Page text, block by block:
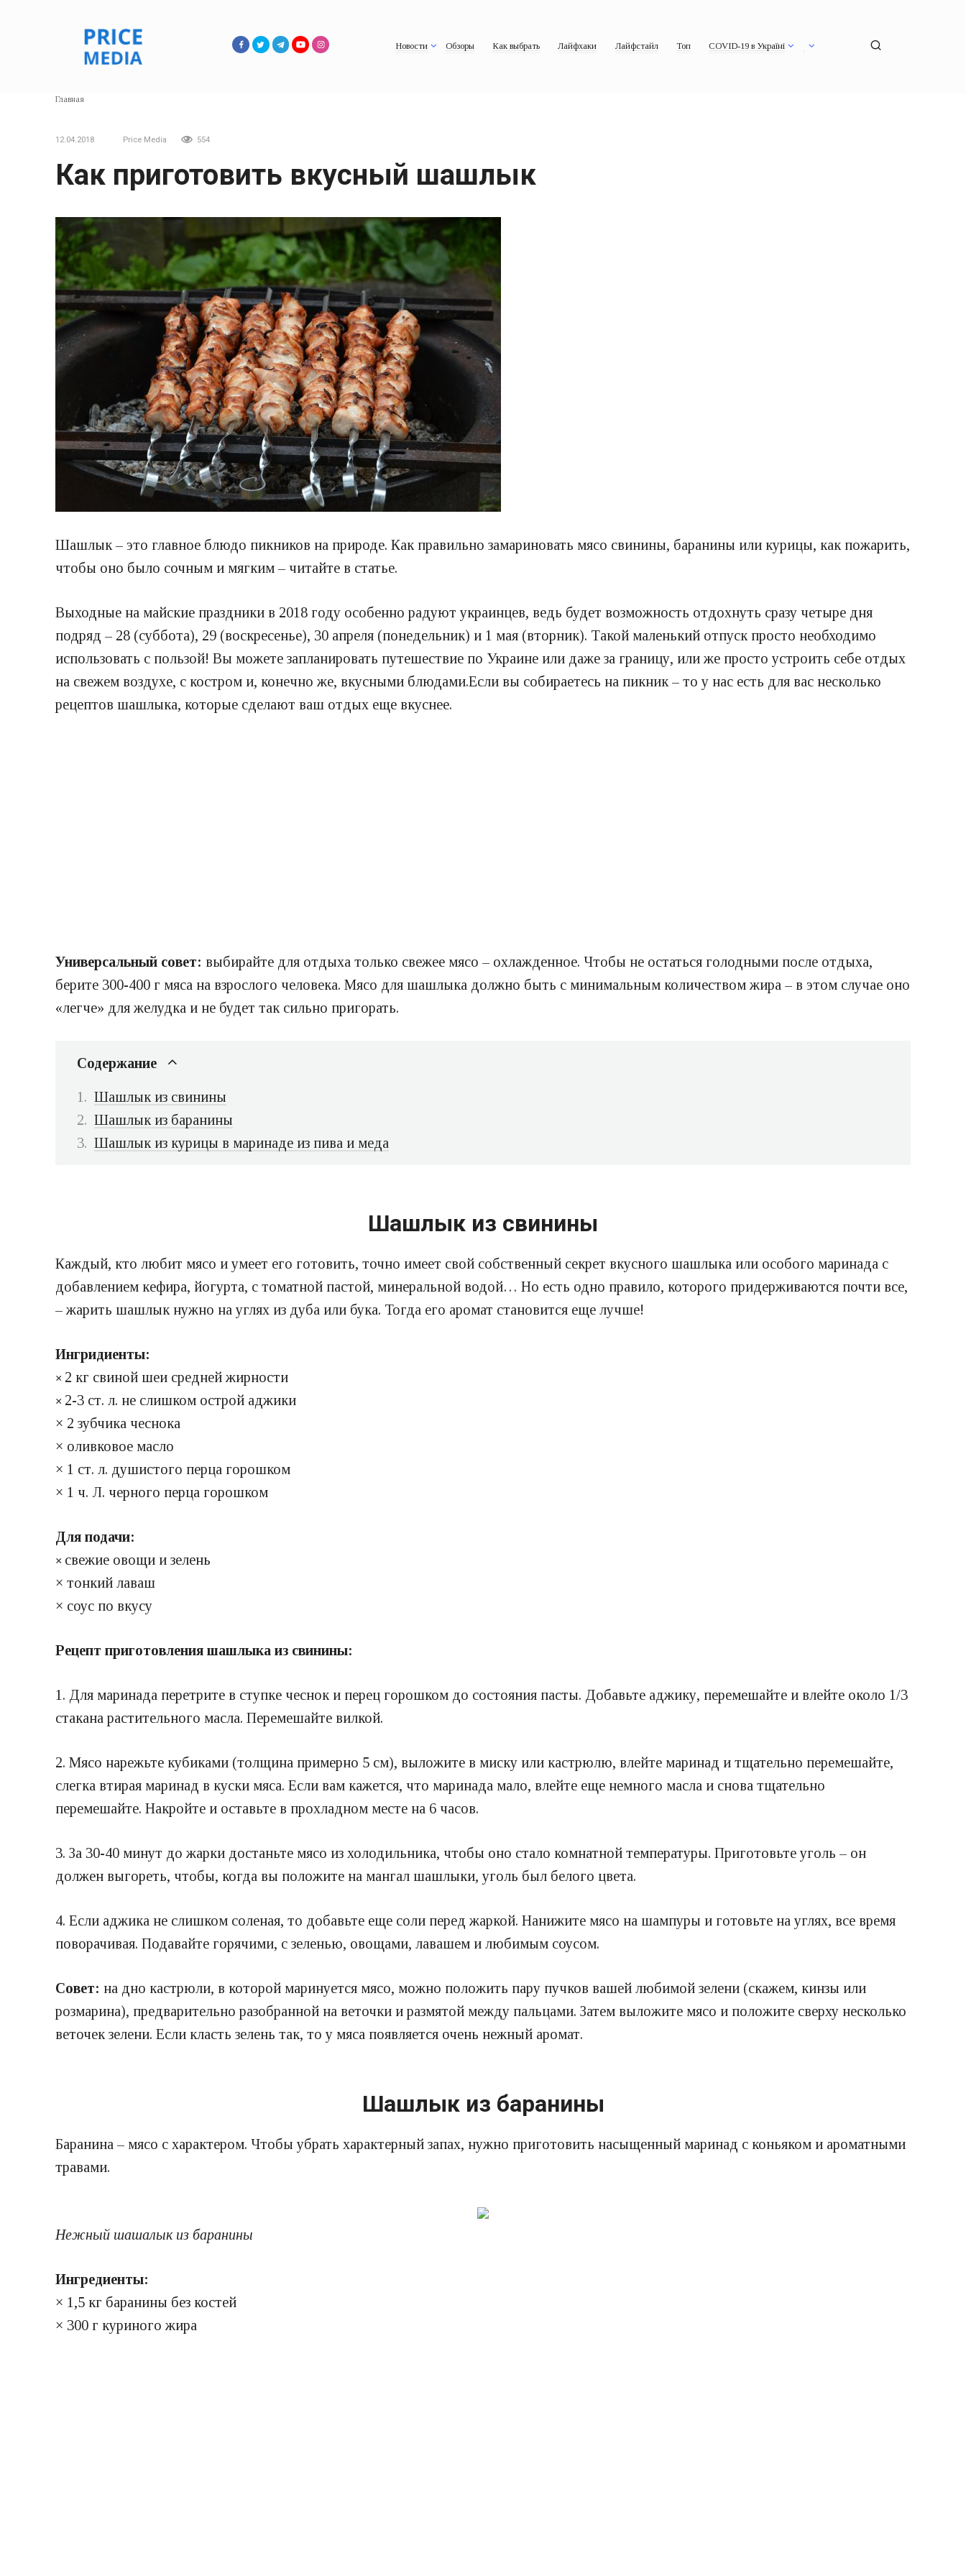
Новости Обзоры Как выбрать Лайфхаки Лайфстайл Топ COVID-19 в Україні
Главная
12.04.2018 Price Media 554
Как приготовить вкусный шашлык
Шашлык – это главное блюдо пикников на природе. Как правильно замариновать мясо свинины, баранины или курицы, как пожарить,
чтобы оно было сочным и мягким – читайте в статье.
Выходные на майские праздники в 2018 году особенно радуют украинцев, ведь будет возможность отдохнуть сразу четыре дня
подряд – 28 (суббота), 29 (воскресенье), 30 апреля (понедельник) и 1 мая (вторник). Такой маленький отпуск просто необходимо
использовать с пользой! Вы можете запланировать путешествие по Украине или даже за границу, или же просто устроить себе отдых
на свежем воздухе, с костром и, конечно же, вкусными блюдами.Если вы собираетесь на пикник – то у нас есть для вас несколько
рецептов шашлыка, которые сделают ваш отдых еще вкуснее.
Универсальный совет: выбирайте для отдыха только свежее мясо – охлажденное. Чтобы не остаться голодными после отдыха,
берите 300-400 г мяса на взрослого человека. Мясо для шашлыка должно быть с минимальным количеством жира – в этом случае оно
«легче» для желудка и не будет так сильно пригорать.
Содержание
Шашлык из свинины
Шашлык из баранины
Шашлык из курицы в маринаде из пива и меда
Шашлык из свинины
Каждый, кто любит мясо и умеет его готовить, точно имеет свой собственный секрет вкусного шашлыка или особого маринада с
добавлением кефира, йогурта, с томатной пастой, минеральной водой… Но есть одно правило, которого придерживаются почти все,
– жарить шашлык нужно на углях из дуба или бука. Тогда его аромат становится еще лучше!
Ингридиенты:
× 2 кг свиной шеи средней жирности
× 2-3 ст. л. не слишком острой аджики
× 2 зубчика чеснока
× оливковое масло
× 1 ст. л. душистого перца горошком
× 1 ч. Л. черного перца горошком
Для подачи:
× свежие овощи и зелень
× тонкий лаваш
× соус по вкусу
Рецепт приготовления шашлыка из свинины:
1. Для маринада перетрите в ступке чеснок и перец горошком до состояния пасты. Добавьте аджику, перемешайте и влейте около 1/3
стакана растительного масла. Перемешайте вилкой.
2. Мясо нарежьте кубиками (толщина примерно 5 см), выложите в миску или кастрюлю, влейте маринад и тщательно перемешайте,
слегка втирая маринад в куски мяса. Если вам кажется, что маринада мало, влейте еще немного масла и снова тщательно
перемешайте. Накройте и оставьте в прохладном месте на 6 часов.
3. За 30-40 минут до жарки достаньте мясо из холодильника, чтобы оно стало комнатной температуры. Приготовьте уголь – он
должен выгореть, чтобы, когда вы положите на мангал шашлыки, уголь был белого цвета.
4. Если аджика не слишком соленая, то добавьте еще соли перед жаркой. Нанижите мясо на шампуры и готовьте на углях, все время
поворачивая. Подавайте горячими, с зеленью, овощами, лавашем и любимым соусом.
Совет: на дно кастрюли, в которой маринуется мясо, можно положить пару пучков вашей любимой зелени (скажем, кинзы или
розмарина), предварительно разобранной на веточки и размятой между пальцами. Затем выложите мясо и положите сверху несколько
веточек зелени. Если класть зелень так, то у мяса появляется очень нежный аромат.
Шашлык из баранины
Баранина – мясо с характером. Чтобы убрать характерный запах, нужно приготовить насыщенный маринад с коньяком и ароматными
травами.
Нежный шашалык из баранины
Ингредиенты:
× 1,5 кг баранины без костей
× 300 г куриного жира